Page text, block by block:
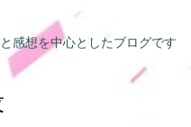
感想を中心としたブログです